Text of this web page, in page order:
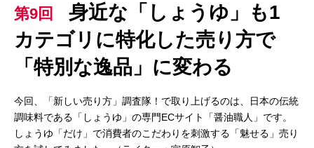
第9回
身近な「しょうゆ」も1
カテゴリに特化した売り方で
「特別な逸品」に変わる
今回、「新しい売り方」調査隊！で取り上げるのは、日本の伝統
調味料である「しょうゆ」の専門ECサイト「醤油職人」です。
しょうゆ「だけ」で消費者のこだわりを刺激する「魅せる」売り